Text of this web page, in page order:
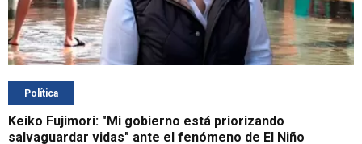
Política
Keiko Fujimori: "Mi gobierno está priorizando
salvaguardar vidas" ante el fenómeno de El Niño